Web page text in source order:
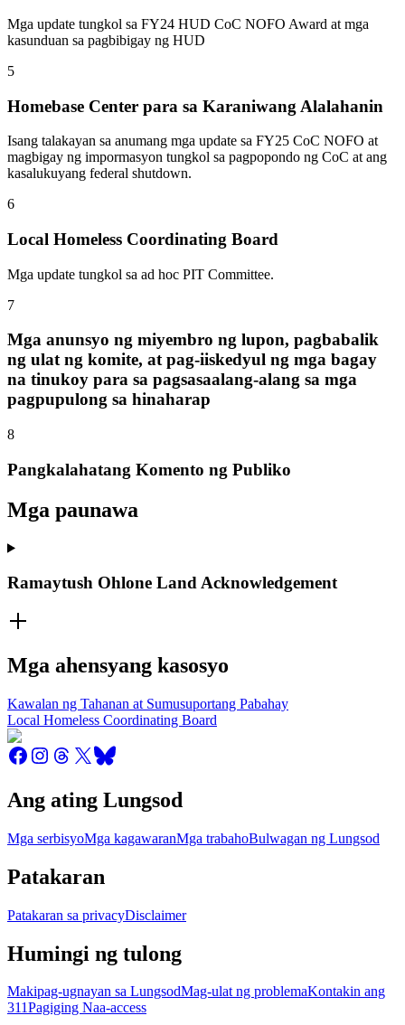
Mga update tungkol sa FY24 HUD CoC NOFO Award at mga
kasunduan sa pagbibigay ng HUD
5
Homebase Center para sa Karaniwang Alalahanin
Isang talakayan sa anumang mga update sa FY25 CoC NOFO at
magbigay ng impormasyon tungkol sa pagpopondo ng CoC at ang
kasalukuyang federal shutdown.
6
Local Homeless Coordinating Board
Mga update tungkol sa ad hoc PIT Committee.
7
Mga anunsyo ng miyembro ng lupon, pagbabalik
ng ulat ng komite, at pag-iiskedyul ng mga bagay
na tinukoy para sa pagsasaalang-alang sa mga
pagpupulong sa hinaharap
8
Pangkalahatang Komento ng Publiko
Mga paunawa
Ramaytush Ohlone Land Acknowledgement
Mga ahensyang kasosyo
Kawalan ng Tahanan at Sumusuportang Pabahay
Local Homeless Coordinating Board
Ang ating Lungsod
Mga serbisyoMga kagawaranMga trabahoBulwagan ng Lungsod
Patakaran
Patakaran sa privacyDisclaimer
Humingi ng tulong
Makipag-ugnayan sa LungsodMag-ulat ng problemaKontakin ang
311Pagiging Naa-access